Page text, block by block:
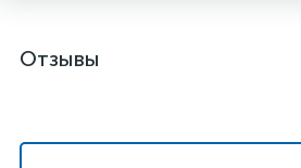
Отзывы